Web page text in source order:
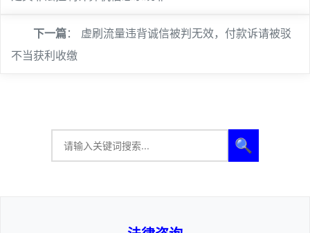
下一篇： 虚刷流量违背诚信被判无效，付款诉请被驳
不当获利收缴
🔍